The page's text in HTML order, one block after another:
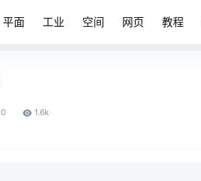
平面 工业 空间 网页 教程
0 1.6k